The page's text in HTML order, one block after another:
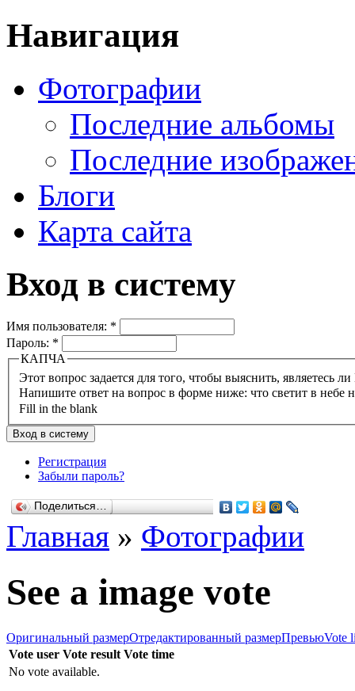
Навигация
Фотографии
Последние альбомы
Последние
Блоги
Карта сайта
Вход в систему
Имя пользователя: *
Пароль: *
КАПЧА
Напишите ответ на вопрос в форме ниже: что светит в небе
Fill in the blank
Регистрация
Забыли пароль?
Поделиться…
Главная » Фотографии
See a image vote
Оригинальный размерОтредактированный размерПревьюVote
Vote user Vote result Vote time
No vote available.